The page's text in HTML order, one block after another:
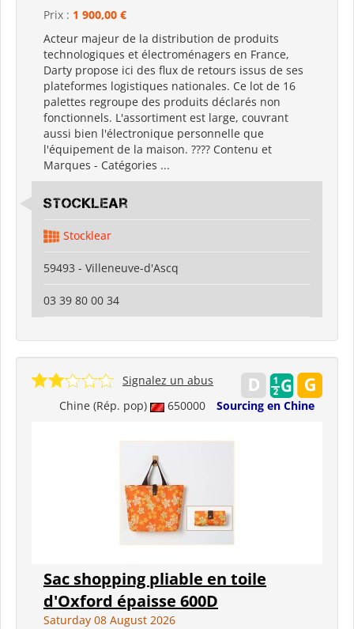
Prix : 1 900,00 €
Acteur majeur de la distribution de produits
technologiques et électroménagers en France,
Darty propose ici des flux de retours issus de ses
plateformes logistiques nationales. Ce lot de 16
palettes regroupe des produits déclarés non
fonctionnels. L'assortiment est large, couvrant
aussi bien l'électronique personnelle que
l'équipement de la maison. ???? Contenu et
Marques - Catégories ...
Stocklear
Stocklear
59493 - Villeneuve-d'Ascq
03 39 80 00 34
Chine (Rép. pop) 650000 Sourcing en Chine
Signalez un abus
Sac shopping pliable en toile
d'Oxford épaisse 600D
Saturday 08 August 2026